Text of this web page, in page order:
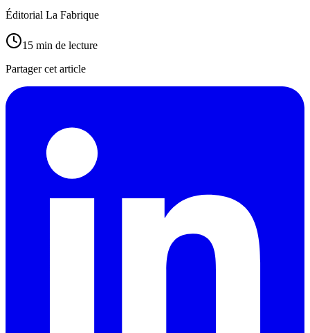
Éditorial La Fabrique
15 min de lecture
Partager cet article